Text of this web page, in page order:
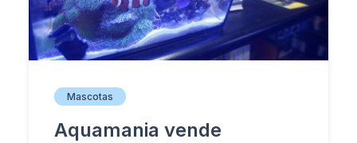
Mascotas
Aquamania vende